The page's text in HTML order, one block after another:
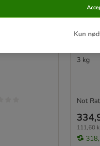
HA
6
3 kg
111,60
Not
Kun